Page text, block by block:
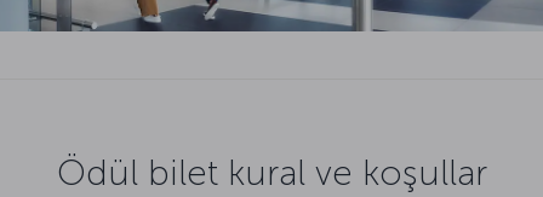
Ödül bilet kural ve koşullar